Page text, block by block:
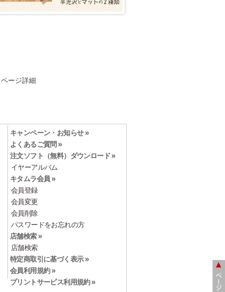
ページ詳細
キャンペーン・お知らせ »
よくあるご質問 »
注文ソフト（無料）ダウンロード »
イヤーアルバム
キタムラ会員 »
会員登録
会員変更
会員削除
パスワードをお忘れの方
店舗検索 »
店舗検索
特定商取引に基づく表示 »
会員利用規約 »
プリントサービス利用規約 »